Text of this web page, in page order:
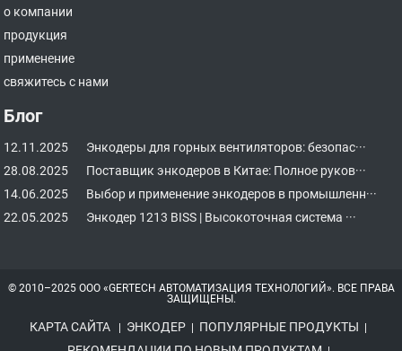
о компании
продукция
применение
свяжитесь с нами
Блог
12.11.2025
Энкодеры для горных вентиляторов: безопас···
28.08.2025
Поставщик энкодеров в Китае: Полное руков···
14.06.2025
Выбор и применение энкодеров в промышленн···
22.05.2025
Энкодер 1213 BISS | Высокоточная система ···
© 2010–2025 ООО «GERTECH АВТОМАТИЗАЦИЯ ТЕХНОЛОГИЙ». ВСЕ ПРАВА
ЗАЩИЩЕНЫ.
КАРТА САЙТА ЭНКОДЕР ПОПУЛЯРНЫЕ ПРОДУКТЫ